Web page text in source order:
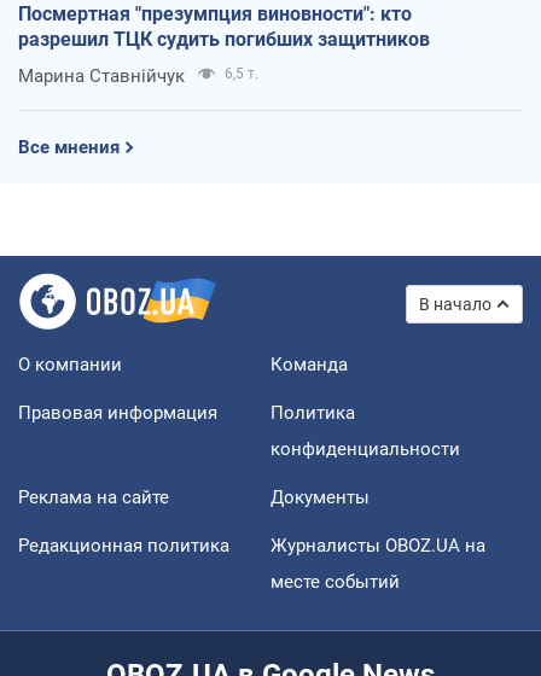
Посмертная "презумпция виновности": кто
разрешил ТЦК судить погибших защитников
Марина Ставнійчук 6,5 т.
Все мнения
В начало
О компании Команда
Правовая информация
Политика
конфиденциальности
Реклама на сайте Документы
Редакционная политика
Журналисты OBOZ.UA на
месте событий